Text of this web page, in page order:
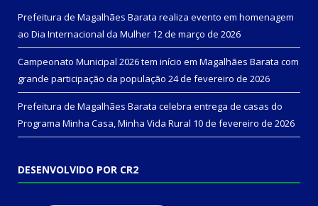
Prefeitura de Magalhães Barata realiza evento em homenagem
ao Dia Internacional da Mulher 12 de março de 2026
Campeonato Municipal 2026 tem início em Magalhães Barata com
grande participação da população 24 de fevereiro de 2026
Prefeitura de Magalhães Barata celebra entrega de casas do
Programa Minha Casa, Minha Vida Rural 10 de fevereiro de 2026
DESENVOLVIDO POR CR2